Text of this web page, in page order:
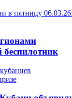
беспилотник